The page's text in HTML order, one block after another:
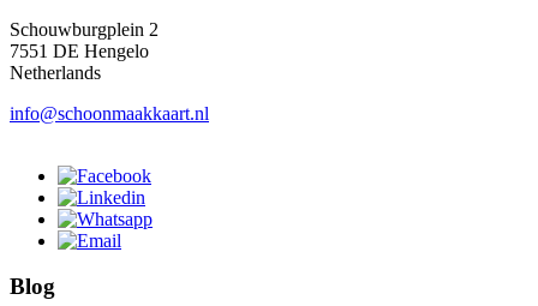
Schouwburgplein 2
7551 DE Hengelo
Netherlands
info@schoonmaakkaart.nl
Blog